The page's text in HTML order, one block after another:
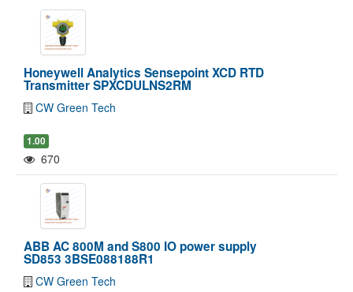
Honeywell Analytics Sensepoint XCD RTD
Transmitter SPXCDULNS2RM
CW Green Tech
1.00
670
ABB AC 800M and S800 IO power supply
SD853 3BSE088188R1
CW Green Tech